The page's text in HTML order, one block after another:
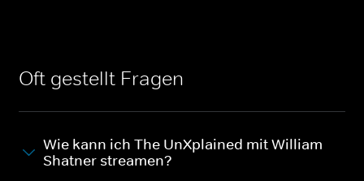
Oft gestellt Fragen
Wie kann ich The UnXplained mit William
Shatner streamen?